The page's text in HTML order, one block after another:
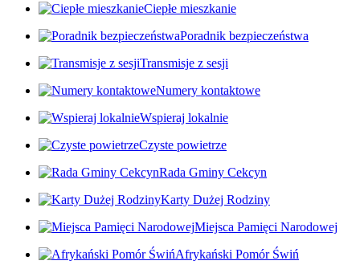
Ciepłe mieszkanie
Poradnik bezpieczeństwa
Transmisje z sesji
Numery kontaktowe
Wspieraj lokalnie
Czyste powietrze
Rada Gminy Cekcyn
Karty Dużej Rodziny
Miejsca Pamięci Narodowej
Afrykański Pomór Świń